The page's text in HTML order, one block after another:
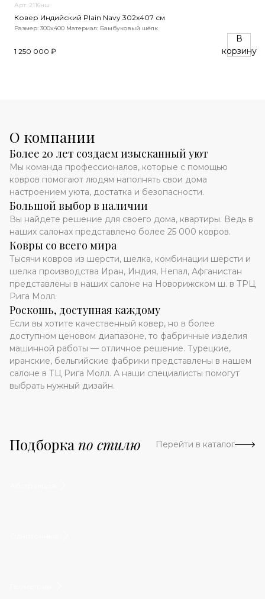
Арт. 2116нш
Ковер Индийский Plain Navy 302x407 см
Размер: 300x400 Материал: Бамбуковый шёлк
1 250 000 ₽
В
корзину
О компании
Более 20 лет создаем изысканный уют
Мы команда профессионалов, которые с помощью
ковров помогают людям наполнять свои дома
настроением уюта, достатка и безопасности.
Большой выбор в наличии
Вы найдете решение для своего дома, квартиры. Ведь в
наших салонах представлено более 25 000 ковров.
Ковры со всего мира
Тысячи ковров из шерсти, шелка, комбинации шерсти и
шелка производства Иран, Индия, Непал, Афганистан
представлены в наших салоне на Новорижском ш. в ТРЦ
Рига Молл.
Роскошь, доступная каждому
Если вы хотите качественный ковер, но в более
доступном ценовом диапазоне, то фабричные изделия
машинной работы — отличное решение. Турецкие,
иранские, бельгийские фабрики представлены в нашем
салоне в ТЦ Рига Молл. А наши специалисты помогут
выбрать нужный дизайн.
Подборка по стилю Перейти в каталог